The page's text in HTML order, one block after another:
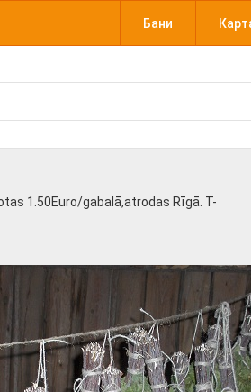
Бани
1.50Euro/gabalā,atrodas Rīgā. T-